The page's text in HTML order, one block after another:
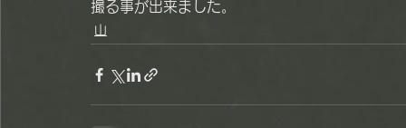
撮る事が出来ました。
山